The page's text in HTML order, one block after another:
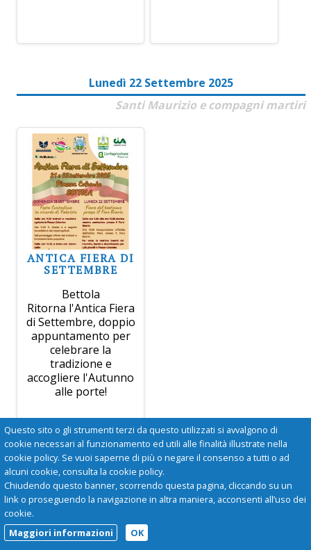
Lunedì 22 Settembre 2025
Santi Maurizio e compagni martiri
ANTICA FIERA DI
SETTEMBRE
Bettola
Ritorna l'Antica Fiera
di Settembre, doppio
appuntamento per
celebrare la
tradizione e
accogliere l'Autunno
alle porte!
Mercoledì 24 Settembre 2025
Questo sito o gli strumenti terzi da questo utilizzati si avvalgono di
cookie necessari al funzionamento ed utili alle finalità illustrate nella
cookie policy. Se vuoi saperne di più o negare il consenso a tutti o ad
alcuni cookie, consulta la cookie policy.
Chiudendo questo banner, scorrendo questa pagina, cliccando su un
link o proseguendo la navigazione in altra maniera, acconsenti all’uso dei
cookie.
Maggiori informazioni
OK